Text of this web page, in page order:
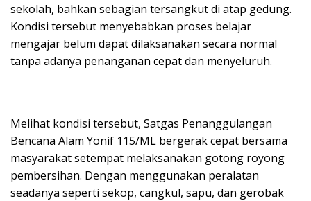
sekolah, bahkan sebagian tersangkut di atap gedung.
Kondisi tersebut menyebabkan proses belajar
mengajar belum dapat dilaksanakan secara normal
tanpa adanya penanganan cepat dan menyeluruh.
Melihat kondisi tersebut, Satgas Penanggulangan
Bencana Alam Yonif 115/ML bergerak cepat bersama
masyarakat setempat melaksanakan gotong royong
pembersihan. Dengan menggunakan peralatan
seadanya seperti sekop, cangkul, sapu, dan gerobak